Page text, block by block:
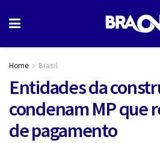
Home Brasil
Entidades da
condenam MP que
de pagamento